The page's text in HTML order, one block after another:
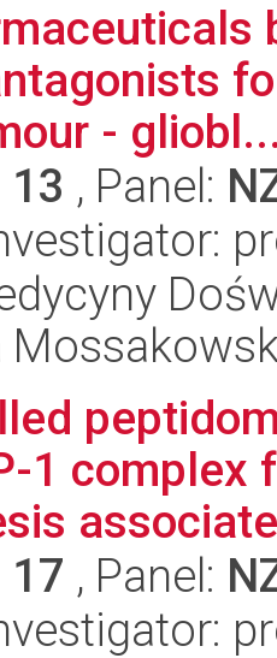
-
13 , Panel:
1
17 , Panel: